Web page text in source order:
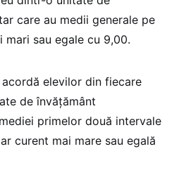
care au medii generale pe
sau egale cu 9,00.
elevilor din fiecare
de învăţământ
primelor două intervale
curent mai mare sau egală